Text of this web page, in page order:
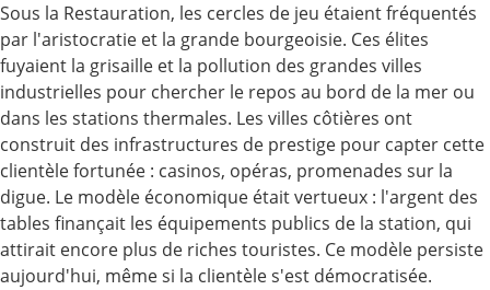
Sous la Restauration, les cercles de jeu étaient fréquentés
par l'aristocratie et la grande bourgeoisie. Ces élites
fuyaient la grisaille et la pollution des grandes villes
industrielles pour chercher le repos au bord de la mer ou
dans les stations thermales. Les villes côtières ont
construit des infrastructures de prestige pour capter cette
clientèle fortunée : casinos, opéras, promenades sur la
digue. Le modèle économique était vertueux : l'argent des
tables finançait les équipements publics de la station, qui
attirait encore plus de riches touristes. Ce modèle persiste
aujourd'hui, même si la clientèle s'est démocratisée.